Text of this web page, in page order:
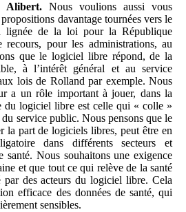
Alibert. Nous voulions aussi vous
davantage tournées vers le
lignée de la loi pour la République
pour les administrations, au
que le logiciel libre répond, de la
à l’intérêt général et au service
lois de Rolland par exemple. Nous
a un rôle important à jouer, dans la
du logiciel libre est celle qui « colle »
service public. Nous pensons que le
la part de logiciels libres, peut être en
dans différents secteurs et
santé. Nous souhaitons une exigence
et que tout ce qui relève de la santé
par des acteurs du logiciel libre. Cela
efficace des données de santé, qui
sensibles.